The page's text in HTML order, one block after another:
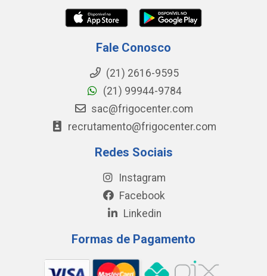
Fale Conosco
(21) 2616-9595
(21) 99944-9784
sac@frigocenter.com
recrutamento@frigocenter.com
Redes Sociais
Instagram
Facebook
Linkedin
Formas de Pagamento